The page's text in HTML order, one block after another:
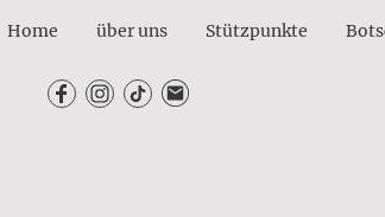
Home über uns Stützpunkte